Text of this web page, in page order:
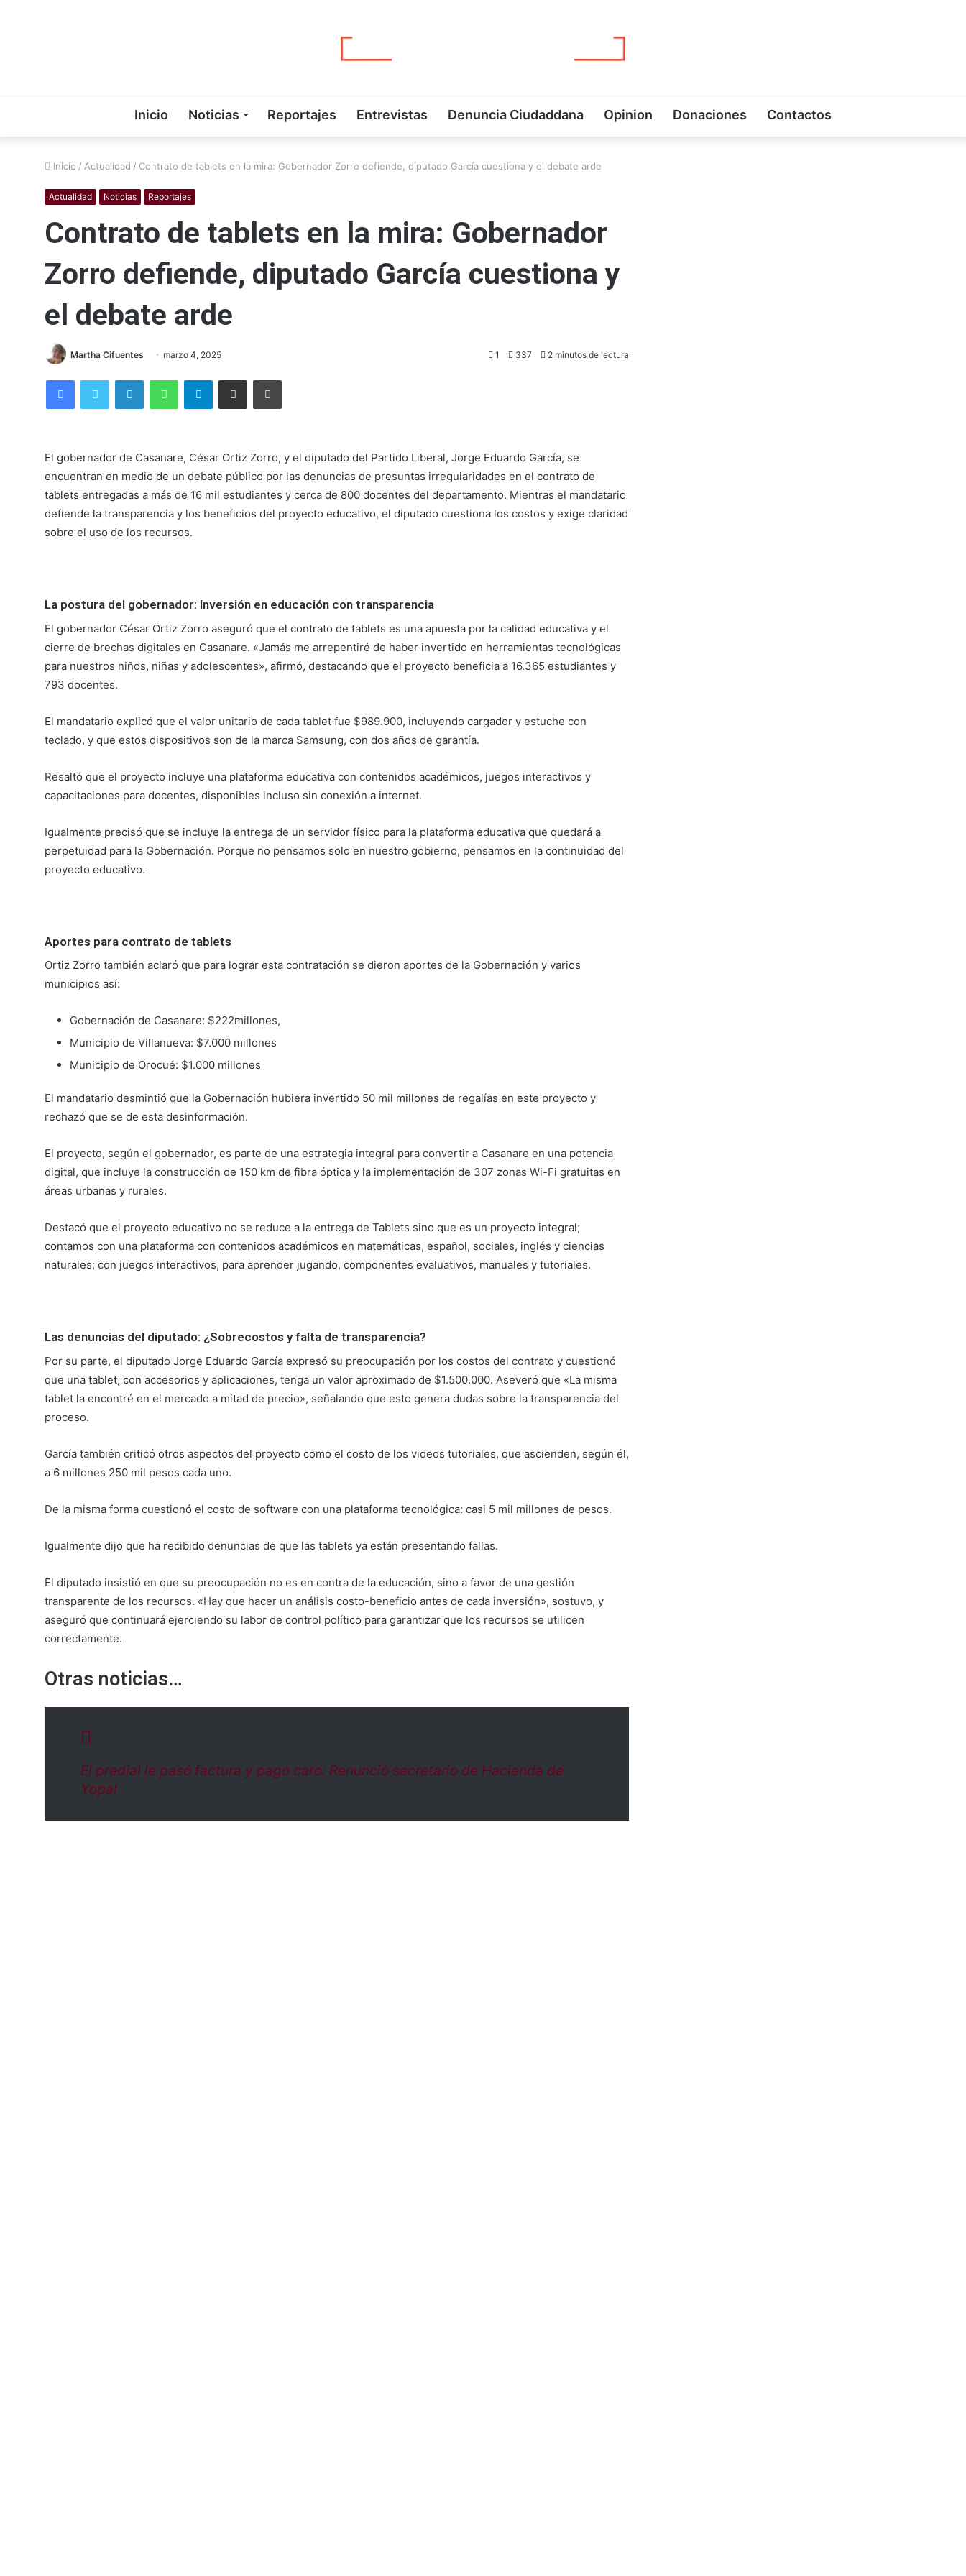
Inicio Noticias Reportajes Entrevistas Denuncia Ciudaddana Opinion Donaciones Contactos
Inicio / Actualidad / Contrato de tablets en la mira: Gobernador Zorro defiende, diputado García cuestiona y el debate arde
Actualidad Noticias Reportajes
Contrato de tablets en la mira: Gobernador
Zorro defiende, diputado García cuestiona y
el debate arde
Martha Cifuentes marzo 4, 2025 1 337 2 minutos de lectura
FacebookTwitter LinkedInWhatsAppTelegramCompartir por correo electrónicoImprimir
El gobernador de Casanare, César Ortiz Zorro, y el diputado del Partido Liberal, Jorge Eduardo García, se
encuentran en medio de un debate público por las denuncias de presuntas irregularidades en el contrato de
tablets entregadas a más de 16 mil estudiantes y cerca de 800 docentes del departamento. Mientras el mandatario
defiende la transparencia y los beneficios del proyecto educativo, el diputado cuestiona los costos y exige claridad
sobre el uso de los recursos.
La postura del gobernador: Inversión en educación con transparencia
El gobernador César Ortiz Zorro aseguró que el contrato de tablets es una apuesta por la calidad educativa y el
cierre de brechas digitales en Casanare. «Jamás me arrepentiré de haber invertido en herramientas tecnológicas
para nuestros niños, niñas y adolescentes», afirmó, destacando que el proyecto beneficia a 16.365 estudiantes y
793 docentes.
El mandatario explicó que el valor unitario de cada tablet fue $989.900, incluyendo cargador y estuche con
teclado, y que estos dispositivos son de la marca Samsung, con dos años de garantía.
Resaltó que el proyecto incluye una plataforma educativa con contenidos académicos, juegos interactivos y
capacitaciones para docentes, disponibles incluso sin conexión a internet.
Igualmente precisó que se incluye la entrega de un servidor físico para la plataforma educativa que quedará a
perpetuidad para la Gobernación. Porque no pensamos solo en nuestro gobierno, pensamos en la continuidad del
proyecto educativo.
Aportes para contrato de tablets
Ortiz Zorro también aclaró que para lograr esta contratación se dieron aportes de la Gobernación y varios
municipios así:
Gobernación de Casanare: $222millones,
Municipio de Villanueva: $7.000 millones
Municipio de Orocué: $1.000 millones
El mandatario desmintió que la Gobernación hubiera invertido 50 mil millones de regalías en este proyecto y
rechazó que se de esta desinformación.
El proyecto, según el gobernador, es parte de una estrategia integral para convertir a Casanare en una potencia
digital, que incluye la construcción de 150 km de fibra óptica y la implementación de 307 zonas Wi-Fi gratuitas en
áreas urbanas y rurales.
Destacó que el proyecto educativo no se reduce a la entrega de Tablets sino que es un proyecto integral;
contamos con una plataforma con contenidos académicos en matemáticas, español, sociales, inglés y ciencias
naturales; con juegos interactivos, para aprender jugando, componentes evaluativos, manuales y tutoriales.
Las denuncias del diputado: ¿Sobrecostos y falta de transparencia?
Por su parte, el diputado Jorge Eduardo García expresó su preocupación por los costos del contrato y cuestionó
que una tablet, con accesorios y aplicaciones, tenga un valor aproximado de $1.500.000. Aseveró que «La misma
tablet la encontré en el mercado a mitad de precio», señalando que esto genera dudas sobre la transparencia del
proceso.
García también criticó otros aspectos del proyecto como el costo de los videos tutoriales, que ascienden, según él,
a 6 millones 250 mil pesos cada uno.
De la misma forma cuestionó el costo de software con una plataforma tecnológica: casi 5 mil millones de pesos.
Igualmente dijo que ha recibido denuncias de que las tablets ya están presentando fallas.
El diputado insistió en que su preocupación no es en contra de la educación, sino a favor de una gestión
transparente de los recursos. «Hay que hacer un análisis costo-beneficio antes de cada inversión», sostuvo, y
aseguró que continuará ejerciendo su labor de control político para garantizar que los recursos se utilicen
correctamente.
Otras noticias…
El predial le pasó factura y pagó caro: Renunció secretario de Hacienda de
Yopal